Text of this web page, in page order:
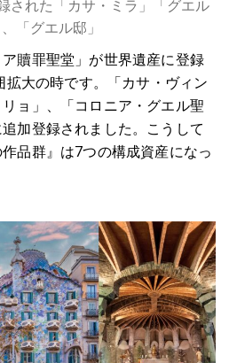
された「カサ・ミラ」「グエル
「グエル邸」
贖罪聖堂」が世界遺産に登録
大の時です。「カサ・ヴィン
ョ」、「コロニア・グエル聖
加登録されました。こうして
品群』は7つの構成資産になっ